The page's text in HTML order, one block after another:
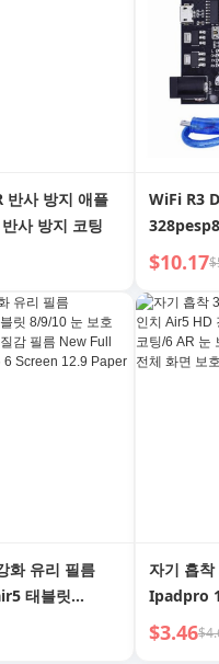
반사 방지 애플
사 방지 코팅
WiFi R3
$10.17
화 유리 필름
태블릿
Apple 3A
자기 흡
Ipadpro
유리
$3.46